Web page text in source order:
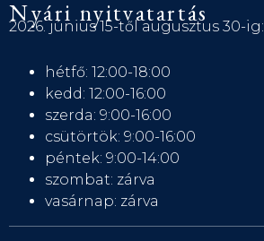
Nyári nyitvatartás
2026. június 15-től augusztus 30-ig:
hétfő: 12:00-18:00
kedd: 12:00-16:00
szerda: 9:00-16:00
csütörtök: 9:00-16:00
péntek: 9:00-14:00
szombat: zárva
vasárnap: zárva